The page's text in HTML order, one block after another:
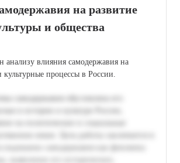
на развитие
и общества
анализу влияния самодержавия на
процессы в России.